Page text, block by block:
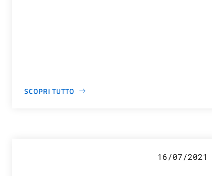
SCOPRI TUTTO
16/07/2021